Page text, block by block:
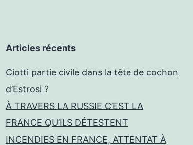
Articles récents
Ciotti partie civile dans la tête de cochon
d’Estrosi ?
À TRAVERS LA RUSSIE C’EST LA
FRANCE QU’ILS DÉTESTENT
INCENDIES EN FRANCE, ATTENTAT À